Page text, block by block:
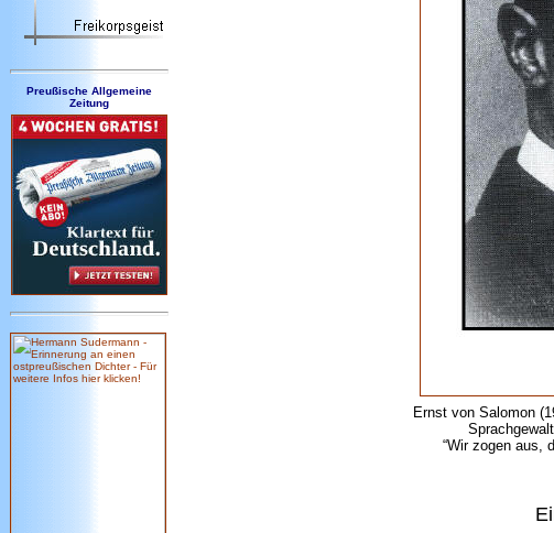
Preußische Allgemeine
Zeitung
Ernst von Salomon
“Wir zogen aus,